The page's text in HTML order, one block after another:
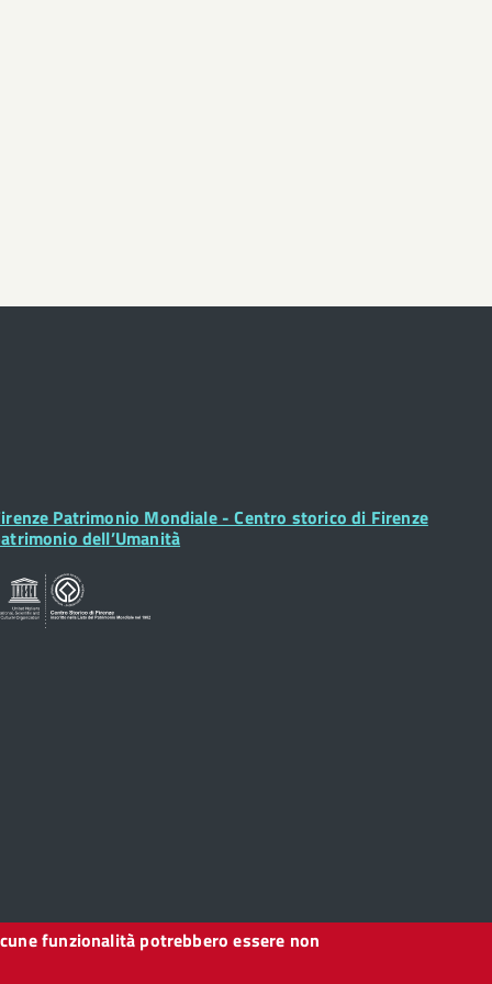
Patrimonio Mondiale - Centro storico di Firenze
dell’Umanità
funzionalità potrebbero essere non